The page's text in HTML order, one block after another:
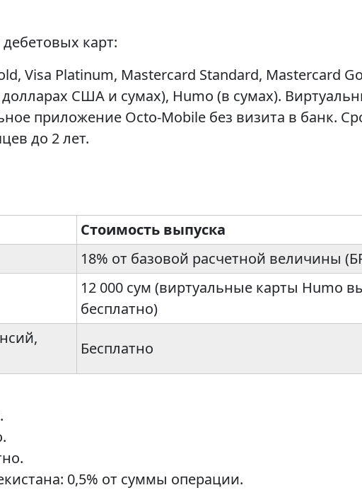
карт:
Visa Platinum, Mastercard Standard, Mastercard
США и сумах), Humo (в сумах).
приложение Octo-Mobile без визита в банк.
до 2 лет.
Стоимость выпуска
18% от базовой расчетной величины
12 000 сум (виртуальные карты Humo
бесплатно)
Бесплатно
0,5% от суммы операции.